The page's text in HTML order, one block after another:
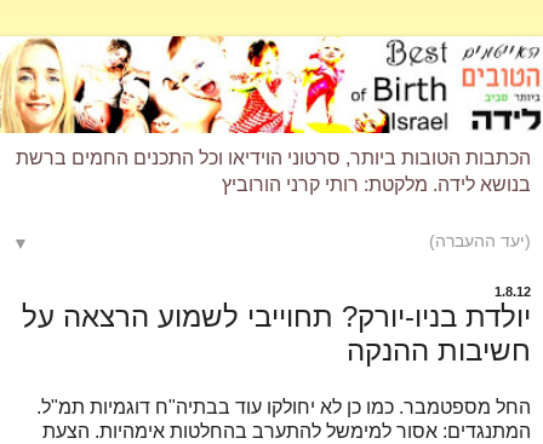
הכתבות הטובות ביותר, סרטוני הוידיאו וכל התכנים החמים ברשת
בנושא לידה. מלקטת: רותי קרני הורוביץ
▼
1.8.12
יולדת בניו-יורק? תחוייבי לשמוע הרצאה על
חשיבות ההנקה
החל מספטמבר. כמו כן לא יחולקו עוד בבתיה"ח דוגמיות תמ"ל.
המתנגדים: אסור למימשל להתערב בהחלטות אימהיות. הצעת